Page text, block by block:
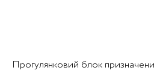
Прогулянковий блок